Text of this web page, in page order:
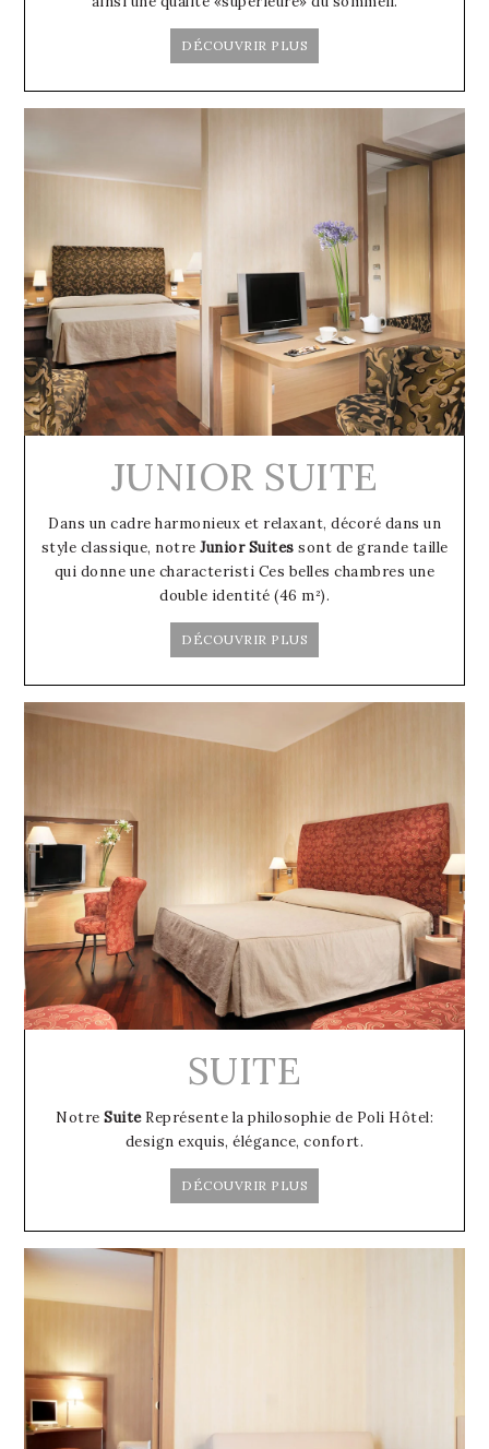
DÉCOUVRIR PLUS
JUNIOR SUITE
Dans un cadre harmonieux et relaxant, décoré dans un
style classique, notre Junior Suites sont de grande taille
qui donne une characteristi Ces belles chambres une
double identité (46 m²).
DÉCOUVRIR PLUS
SUITE
Notre SuiteReprésente la philosophie de Poli Hôtel:
design exquis, élégance, confort.
DÉCOUVRIR PLUS